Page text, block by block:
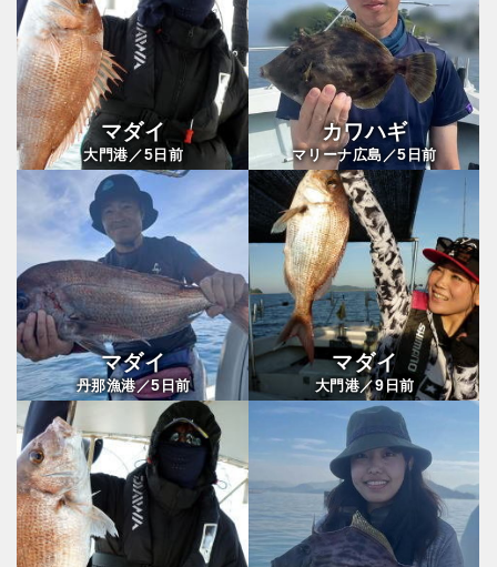
マダイ
大門港／5日前
カワハギ
マリーナ広島／5日前
マダイ
丹那漁港／5日前
マダイ
大門港／9日前